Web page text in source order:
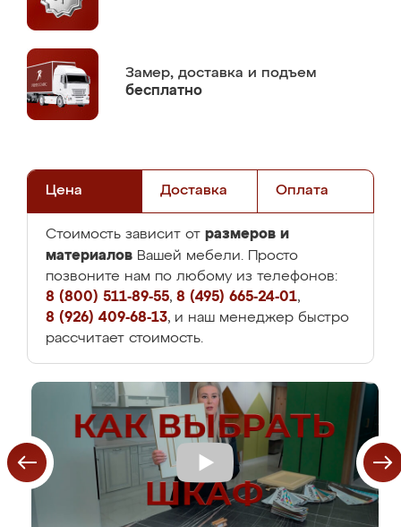
Замер, доставка и подъем
бесплатно
Цена Доставка Оплата
Стоимость зависит от размеров и
материалов Вашей мебели. Просто
позвоните нам по любому из телефонов:
8 (800) 511-89-55, 8 (495) 665-24-01,
8 (926) 409-68-13, и наш менеджер быстро
рассчитает стоимость.